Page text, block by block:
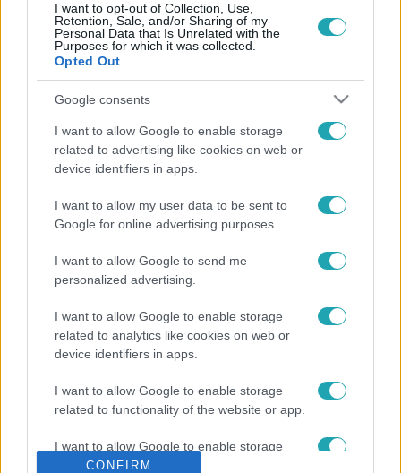
I want to opt-out of Collection, Use,
Retention, Sale, and/or Sharing of my
Personal Data that Is Unrelated with the
Purposes for which it was collected.
Opted Out
Google consents
I want to allow Google to enable storage
related to advertising like cookies on web or
device identifiers in apps.
I want to allow my user data to be sent to
Google for online advertising purposes.
I want to allow Google to send me
personalized advertising.
I want to allow Google to enable storage
related to analytics like cookies on web or
device identifiers in apps.
I want to allow Google to enable storage
related to functionality of the website or app.
I want to allow Google to enable storage
related to personalization.
CONFIRM
világába, amikor beindult a modellkarrierje. Akkoriban fel
sem fogta, mi mindenről kellett lemondania, hogy milyen
félelmetes volt egyedül lenni egy idegen országban és
hogy bármikor el tudja érni a szeretteit. Ennek ellenére
odafigyelne.